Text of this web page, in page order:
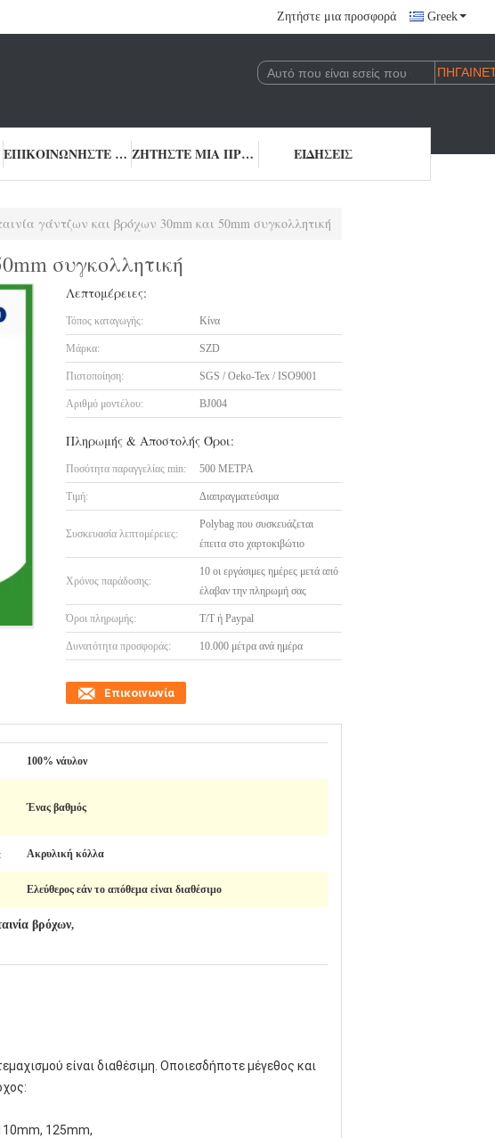
Ζητήστε μια προσφορά Greek
ΕΠΙΚΟΙΝΩΝΉΣΤΕ ΜΑΖΊ ΜΑΣ ΖΗΤΉΣΤΕ ΜΙΑ ΠΡΟΣΦΟΡΆ ΕΙΔΉΣΕΙΣ
γάντζων και βρόχων 30mm και 50mm συγκολλητική
συγκολλητική
Λεπτομέρειες:
Τόπος καταγωγής: Κίνα
Μάρκα: SZD
Πιστοποίηση: SGS / Oeko-Tex / ISO9001
Αριθμό μοντέλου: BJ004
Πληρωμής & Αποστολής Όροι:
Ποσότητα παραγγελίας min: 500 ΜΕΤΡΑ
Τιμή: Διαπραγματεύσιμα
Συσκευασία λεπτομέρειες:
Polybag που συσκευάζεται
έπειτα στο χαρτοκιβώτιο
Χρόνος παράδοσης:
10 οι εργάσιμες ημέρες μετά από
έλαβαν την πληρωμή σας
Όροι πληρωμής: T/T ή Paypal
Δυνατότητα προσφοράς: 10.000 μέτρα ανά ημέρα
Επικοινωνία
100% νάυλον
Ένας βαθμός
Ακρυλική κόλλα
Ελεύθερος εάν το απόθεμα είναι διαθέσιμο
βρόχων,
είναι διαθέσιμη. Οποιεσδήποτε μέγεθος και
125mm,